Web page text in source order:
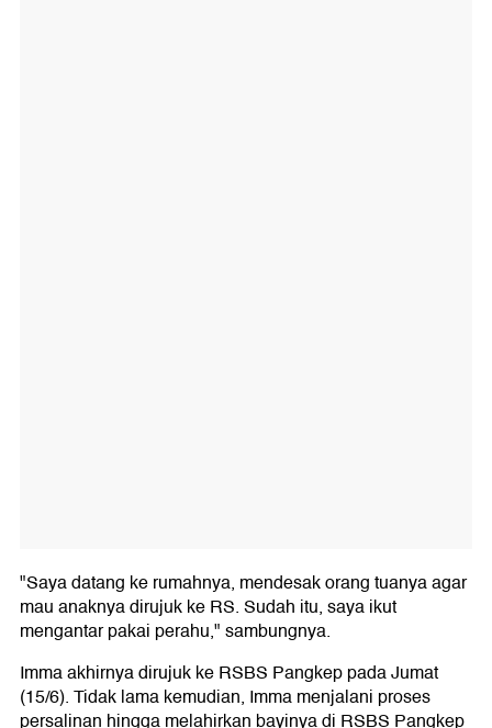
"Saya datang ke rumahnya, mendesak orang tuanya agar
mau anaknya dirujuk ke RS. Sudah itu, saya ikut
mengantar pakai perahu," sambungnya.
Imma akhirnya dirujuk ke RSBS Pangkep pada Jumat
(15/6). Tidak lama kemudian, Imma menjalani proses
persalinan hingga melahirkan bayinya di RSBS Pangkep